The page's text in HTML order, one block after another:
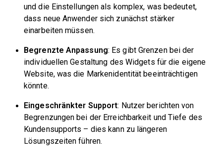
und die Einstellungen als komplex, was bedeutet,
dass neue Anwender sich zunächst stärker
einarbeiten müssen.
Begrenzte Anpassung: Es gibt Grenzen bei der
individuellen Gestaltung des Widgets für die eigene
Website, was die Markenidentität beeinträchtigen
könnte.
Eingeschränkter Support: Nutzer berichten von
Begrenzungen bei der Erreichbarkeit und Tiefe des
Kundensupports – dies kann zu längeren
Lösungszeiten führen.